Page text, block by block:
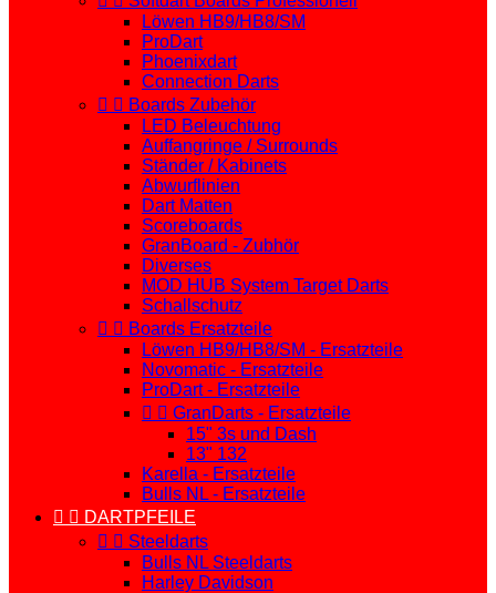
Löwen HB9/HB8/SM
ProDart
Phoenixdart
Connection Darts
  Boards Zubehör
LED Beleuchtung
Auffangringe / Surrounds
Ständer / Kabinets
Abwurflinien
Dart Matten
Scoreboards
GranBoard - Zubhör
Diverses
MOD HUB System Target Darts
Schallschutz
  Boards Ersatzteile
Löwen HB9/HB8/SM - Ersatzteile
Novomatic - Ersatzteile
ProDart - Ersatzteile
  GranDarts - Ersatzteile
15" 3s und Dash
13" 132
Karella - Ersatzteile
Bulls NL - Ersatzteile
  DARTPFEILE
  Steeldarts
Bulls NL Steeldarts
Harley Davidson